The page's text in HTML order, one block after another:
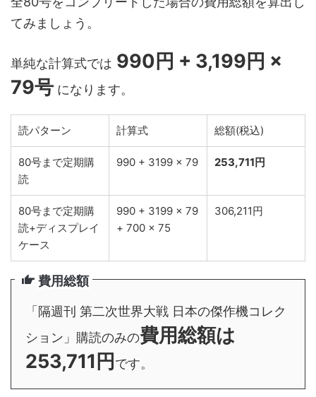
てみましょう。
単純な計算式では 990円 + 3,199円 ×
79号 になります。
読パターン 計算式 総額(税込)
80号まで定期購
読
990 + 3199 × 79 253,711円
80号まで定期購
読+ディスプレイ
ケース
990 + 3199 × 79
+ 700 × 75
306,211円
費用総額
「隔週刊 第二次世界大戦 日本の傑作機コレク
ション」購読のみの費用総額は
253,711円 です。